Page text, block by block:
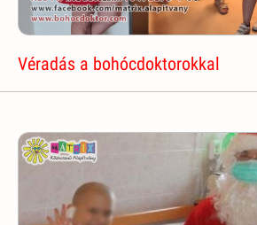
Véradás a bohócdoktorokkal